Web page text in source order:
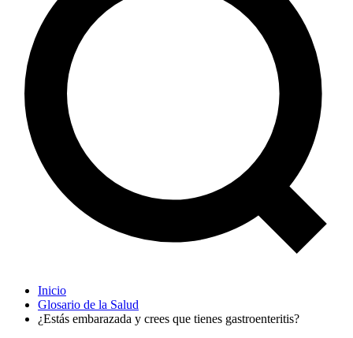
Inicio
Glosario de la Salud
¿Estás embarazada y crees que tienes gastroenteritis?